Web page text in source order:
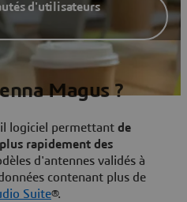
d'utilisateurs
Magus ?
logiciel permettant de
rapidement des
d'antennes validés à
contenant plus de
Suite®.